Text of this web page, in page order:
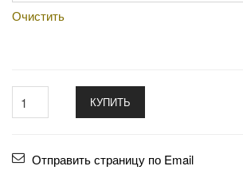
Очистить
КУПИТЬ
Отправить страницу по Email